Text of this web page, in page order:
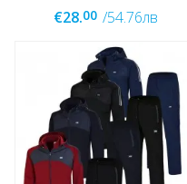
€28.00 /54.76лв